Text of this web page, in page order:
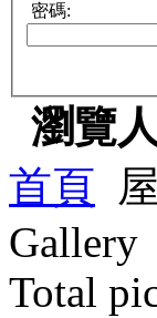
密碼:
瀏覽
首頁
Gallery
Total